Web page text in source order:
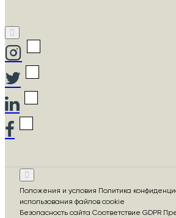
Положения и условия Политика
использования файлов cookie
Безопасность сайта Соответствие GDPR